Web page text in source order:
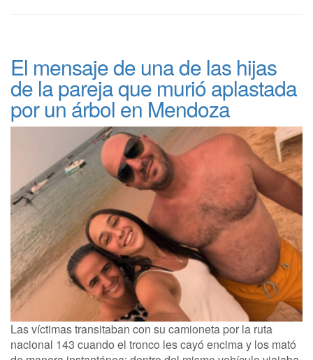
El mensaje de una de las hijas
de la pareja que murió aplastada
por un árbol en Mendoza
Las víctimas transitaban con su camioneta por la ruta
nacional 143 cuando el tronco les cayó encima y los mató